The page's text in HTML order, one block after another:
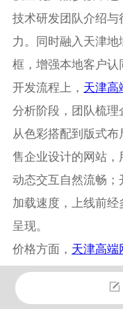
技术研发团队介绍
力。同时融入天津
框，增强本地客户认
开发流程上， 天津高
分析阶段，团队梳理
从色彩搭配到版式
售企业设计的网站，
动态交互自然流畅
加载速度，上线前
呈现。
价格方面， 天津高端
价。基础展示型适
能的价格较高。但这